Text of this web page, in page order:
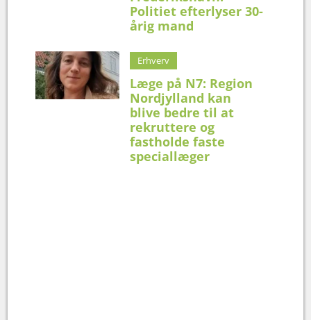
Politiet efterlyser 30-
årig mand
Erhverv
Læge på N7: Region
Nordjylland kan
blive bedre til at
rekruttere og
fastholde faste
speciallæger